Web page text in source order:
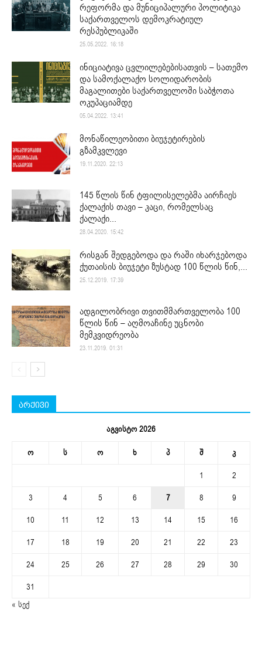
რეფორმა და მუნიციპალური პოლიტიკა
საქართველოს დემოკრატიულ
რესპუბლიკაში
25.05.2022. 16:18
ინიციატივა ცვლილებებისათვის – სათემო
და სამოქალაქო სოლიდარობის
მაგალითები საქართველოში საბჭოთა
ოკუპაციამდე
05.04.2022. 13:41
მონაწილეობითი ბიუჯეტირების
გზამკვლევი
19.11.2020. 22:13
145 წლის წინ ტფილისელებმა აირჩიეს
ქალაქის თავი – კაცი, რომელსაც
ქალაქი...
28.04.2020. 15:42
რისგან შედგებოდა და რაში იხარჯებოდა
ქუთაისის ბიუჯეტი ზუსტად 100 წლის წინ,...
25.12.2019. 17:39
ადგილობრივი თვითმმართველობა 100
წლის წინ – აღმოაჩინე უცნობი
მემკვიდრეობა
23.11.2019. 01:31
არქივი
აგვისტო 2026
ო ს ო ხ პ შ კ
1
2
3
4 5 6 7 8
9
10
11 12 13 14 15
16
17
18 19 20 21 22
23
24
25 26 27 28 29
30
31
« სექ